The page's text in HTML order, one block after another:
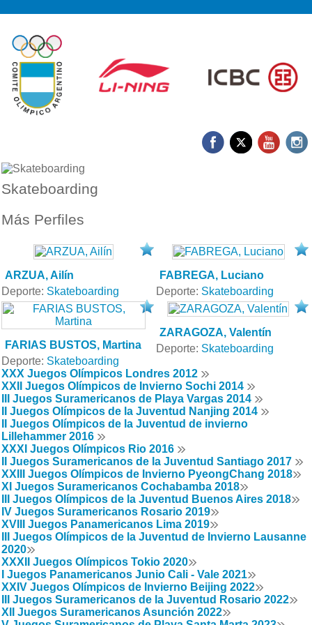
Skateboarding
Más Perfiles
ARZUA, Ailín
Deporte: Skateboarding
FABREGA, Luciano
Deporte: Skateboarding
FARIAS BUSTOS, Martina
Deporte: Skateboarding
ZARAGOZA, Valentín
Deporte: Skateboarding
XXX Juegos Olímpicos Londres 2012
XXII Juegos Olímpicos de Invierno Sochi 2014
III Juegos Suramericanos de Playa Vargas 2014
II Juegos Olímpicos de la Juventud Nanjing 2014
II Juegos Olímpicos de la Juventud de invierno
Lillehammer 2016
XXXI Juegos Olímpicos Rio 2016
II Juegos Suramericanos de la Juventud Santiago 2017
XXIII Juegos Olímpicos de Invierno PyeongChang 2018
XI Juegos Suramericanos Cochabamba 2018
III Juegos Olímpicos de la Juventud Buenos Aires 2018
IV Juegos Suramericanos Rosario 2019
XVIII Juegos Panamericanos Lima 2019
III Juegos Olímpicos de la Juventud de Invierno Lausanne
2020
XXXII Juegos Olímpicos Tokio 2020
I Juegos Panamericanos Junio Cali - Vale 2021
XXIV Juegos Olímpicos de Invierno Beijing 2022
III Juegos Suramericanos de la Juventud Rosario 2022
XII Juegos Suramericanos Asunción 2022